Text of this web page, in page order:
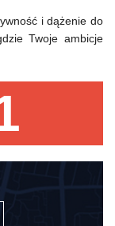
i dążenie do
Twoje ambicje